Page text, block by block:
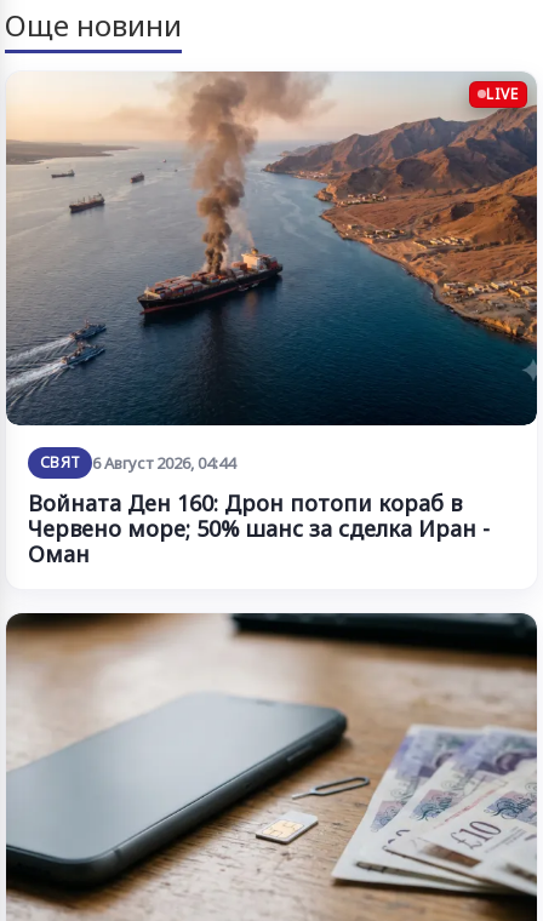
Още новини
LIVE
СВЯТ 6 Август 2026, 04:44
Войната Ден 160: Дрон потопи кораб в
Червено море; 50% шанс за сделка Иран -
Оман